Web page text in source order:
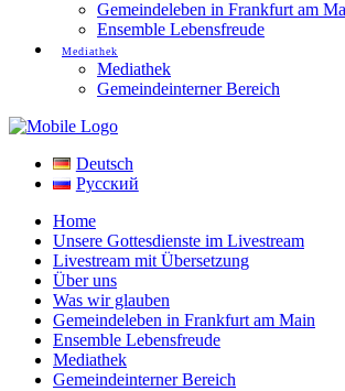
Gemeindeleben in Frankfurt am
Ensemble Lebensfreude
Mediathek
Mediathek
Gemeindeinterner Bereich
Deutsch
Русский
Home
Unsere Gottesdienste im Livestream
Livestream mit Übersetzung
Über uns
Was wir glauben
Gemeindeleben in Frankfurt am Main
Ensemble Lebensfreude
Mediathek
Gemeindeinterner Bereich